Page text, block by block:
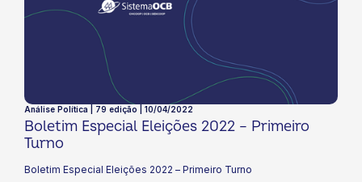
Análise Política | 79 edição | 10/04/2022
Boletim Especial Eleições 2022 – Primeiro
Turno
Boletim Especial Eleições 2022 – Primeiro Turno